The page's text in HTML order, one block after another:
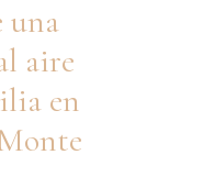
una
aire
en